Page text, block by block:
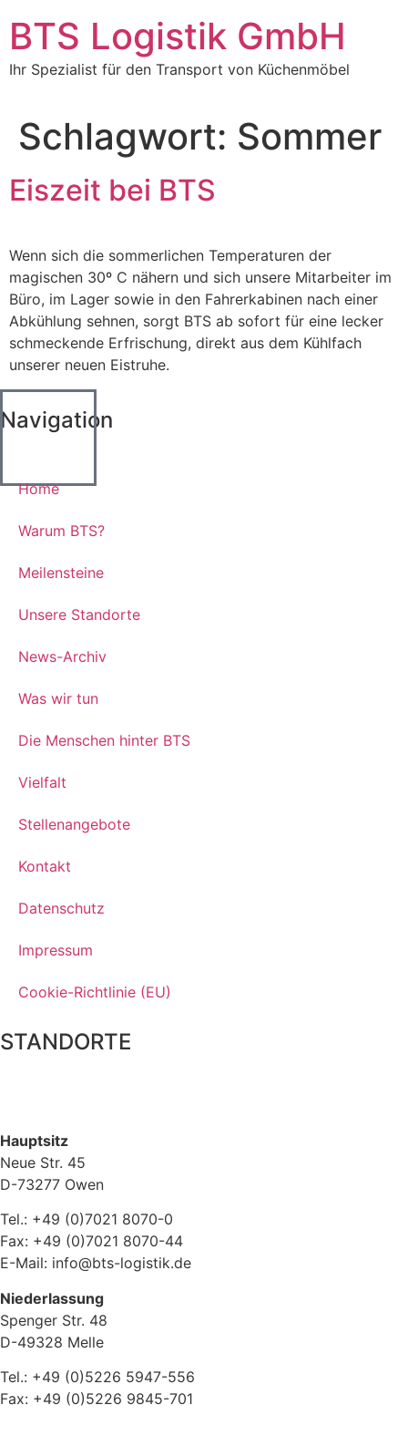
BTS Logistik GmbH
Ihr Spezialist für den Transport von Küchenmöbel
Schlagwort: Sommer
Eiszeit bei BTS
Wenn sich die sommerlichen Temperaturen der
magischen 30º C nähern und sich unsere Mitarbeiter im
Büro, im Lager sowie in den Fahrerkabinen nach einer
Abkühlung sehnen, sorgt BTS ab sofort für eine lecker
schmeckende Erfrischung, direkt aus dem Kühlfach
unserer neuen Eistruhe.
Navigation
Home
Warum BTS?
Meilensteine
Unsere Standorte
News-Archiv
Was wir tun
Die Menschen hinter BTS
Vielfalt
Stellenangebote
Kontakt
Datenschutz
Impressum
Cookie-Richtlinie (EU)
STANDORTE
Hauptsitz
Neue Str. 45
D-73277 Owen
Tel.: +49 (0)7021 8070-0
Fax: +49 (0)7021 8070-44
E-Mail: info@bts-logistik.de
Niederlassung
Spenger Str. 48
D-49328 Melle
Tel.: +49 (0)5226 5947-556
Fax: +49 (0)5226 9845-701